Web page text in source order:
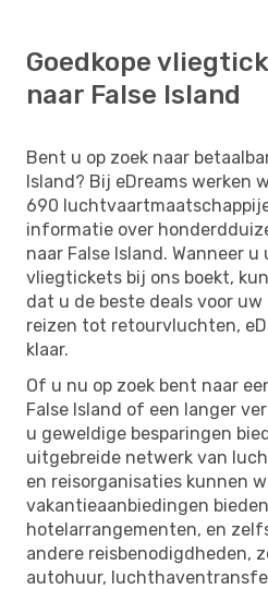
Goedkope
naar False Island
Bent u op zoek naar
Island? Bij eDreams werken
690
informatie over
naar False Island. Wanneer u
vliegtickets bij ons boekt,
dat u de beste deals voor
reizen tot retourvluchten,
klaar.
Of u nu op zoek bent naar
False Island of een langer
u geweldige besparingen
uitgebreide netwerk van
en reisorganisaties kunnen
vakantieaanbiedingen
hotelarrangementen, en
andere reisbenodigdheden,
autohuur,